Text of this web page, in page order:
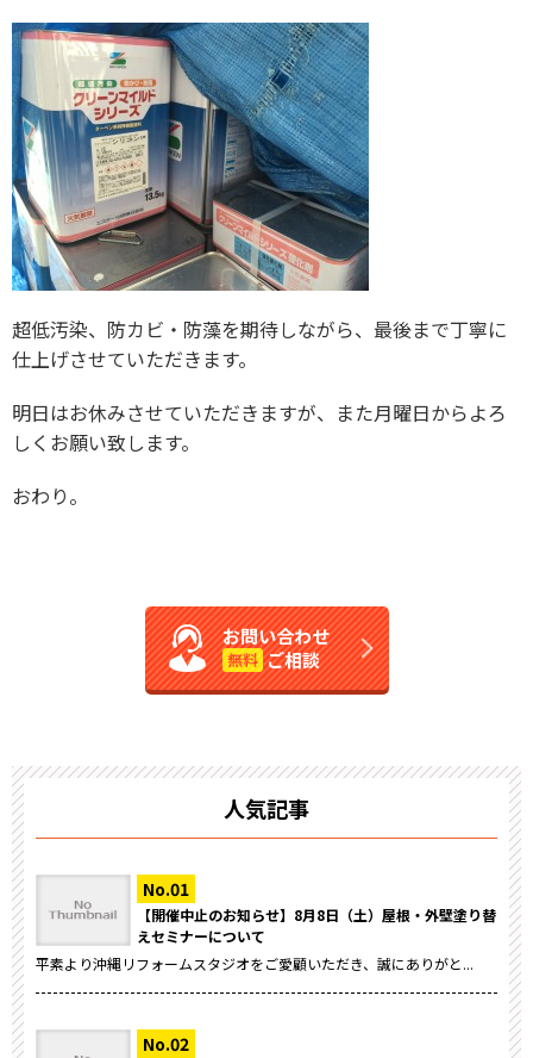
超低汚染、防カビ・防藻を期待しながら、最後まで丁寧に
仕上げさせていただきます。
明日はお休みさせていただきますが、また月曜日からよろ
しくお願い致します。
おわり。
お問い合わせ
無料 ご相談
人気記事
【開催中止のお知らせ】8月8日（土）屋根・外壁塗り替
えセミナーについて
平素より沖縄リフォームスタジオをご愛顧いただき、誠にありがと...